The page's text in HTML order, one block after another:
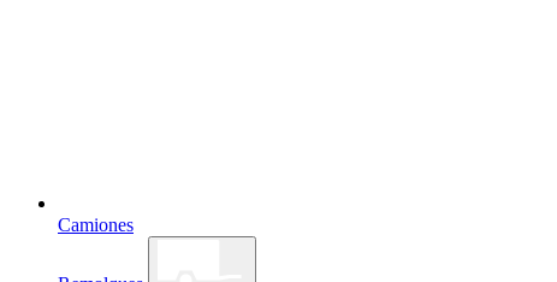
Camiones